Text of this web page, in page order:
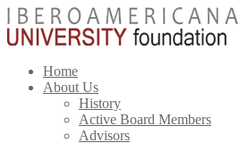
Home
About Us
History
Active Board Members
Advisors